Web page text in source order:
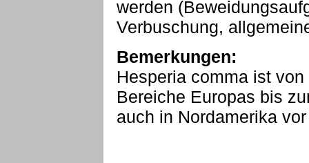
werden
Verbuschung,
Bemerkungen:
Hesperia comma ist
Bereiche Europas bis
auch in Nordamerika